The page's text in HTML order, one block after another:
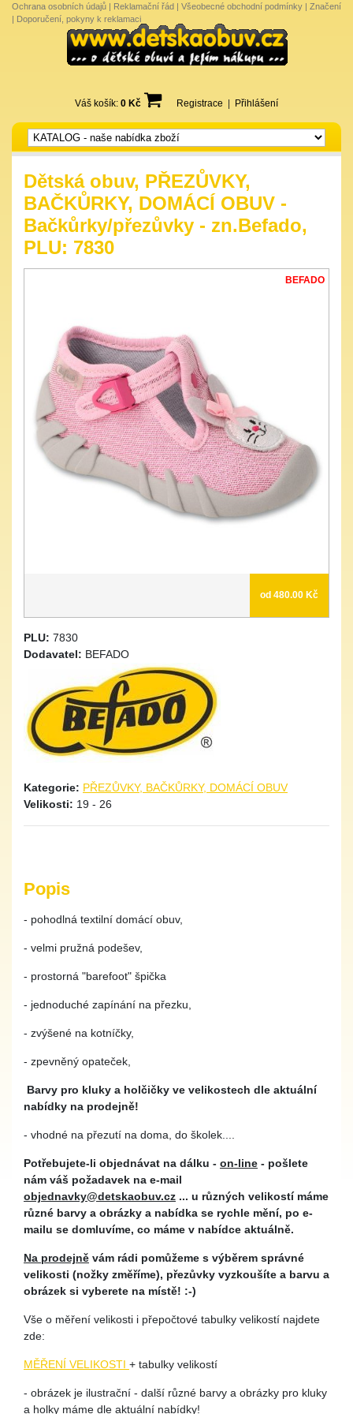
Ochrana osobních údajů | Reklamační řád | Všeobecné obchodní podmínky | Značení
| Doporučení, pokyny k reklamaci
Váš košík: 0 Kč Registrace Přihlášení
Dětská obuv, PŘEZŮVKY,
BAČKŮRKY, DOMÁCÍ OBUV -
Bačkůrky/přezůvky - zn.Befado,
PLU: 7830
BEFADO
od 480.00 Kč
PLU: 7830
Dodavatel: BEFADO
Kategorie: PŘEZŮVKY, BAČKŮRKY, DOMÁCÍ OBUV
Velikosti: 19 - 26
Popis
- pohodlná textilní domácí obuv,
- velmi pružná podešev,
- prostorná "barefoot" špička
- jednoduché zapínání na přezku,
- zvýšené na kotníčky,
- zpevněný opateček,
Barvy pro kluky a holčičky ve velikostech dle aktuální
nabídky na prodejně!
- vhodné na přezutí na doma, do školek....
Potřebujete-li objednávat na dálku - on-line - pošlete
nám váš požadavek na e-mail
objednavky@detskaobuv.cz ... u různých velikostí máme
různé barvy a obrázky a nabídka se rychle mění, po e-
mailu se domluvíme, co máme v nabídce aktuálně.
Na prodejně vám rádi pomůžeme s výběrem správné
velikosti (nožky změříme), přezůvky vyzkoušíte a barvu a
obrázek si vyberete na místě! :-)
Vše o měření velikosti i přepočtové tabulky velikostí najdete
zde:
MĚŘENÍ VELIKOSTI + tabulky velikostí
- obrázek je ilustrační - další různé barvy a obrázky pro kluky
a holky máme dle aktuální nabídky!